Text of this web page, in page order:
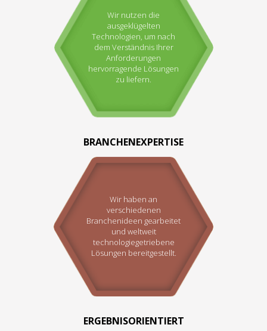
Wir nutzen die
ausgeklügelten
Technologien, um nach
dem Verständnis Ihrer
Anforderungen
hervorragende Lösungen
zu liefern.
BRANCHENEXPERTISE
Wir haben an
verschiedenen
Branchenideen gearbeitet
und weltweit
technologiegetriebene
Lösungen bereitgestellt.
ERGEBNISORIENTIERT